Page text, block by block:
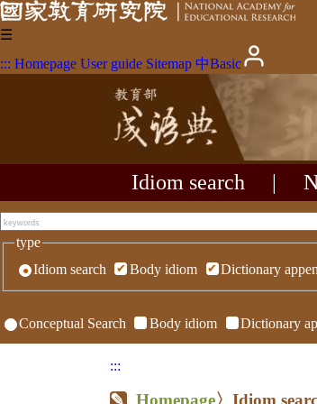
☰
::: Homepage User guide Sitemap 中Basic
Idiom search
type
Idiom search
Body idiom Dictionary
Conceptual Search Body idiom Dictionary
:::
Homepage〉Idiom